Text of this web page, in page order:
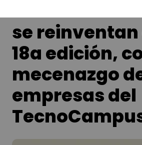
Los Premios
se reinventan
18a edición,
mecenazgo
empresas del